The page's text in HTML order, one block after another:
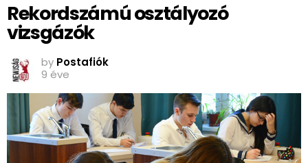
Rekordszámú osztályozó
vizsgázók
by Postafiók
9 éve